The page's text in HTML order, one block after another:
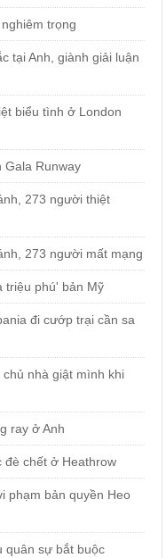
trọng
tại Anh, giành giải luận
biểu tình ở London
Gala Runway
273 người thiệt
273 người mất mạng
triệu phú' bản Mỹ
đi cướp trại cần sa
nhà giật mình khi
ray ở Anh
đè chết ở Heathrow
phạm bản quyền Heo
quân sự bắt buộc